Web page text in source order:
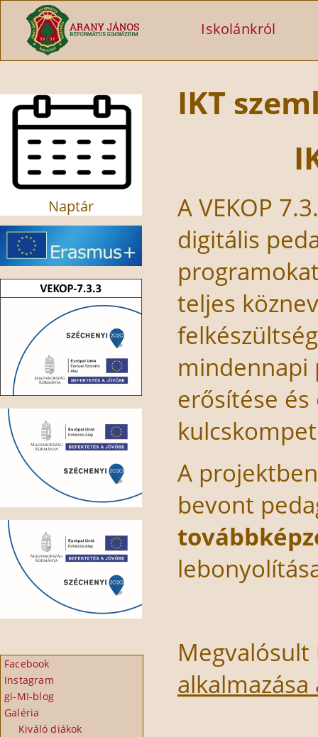
Ugrás a tartalomra
Iskolánkról
Naptár
Facebook
Instagram
gi-MI-blog
Galéria
Kiváló diákok
IKT
A VEKOP
digitális
teljes
mindennapi
erősítése
A
bevont